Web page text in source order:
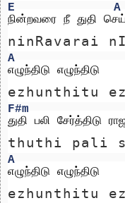
E
A
நின்றவரை நீ துதி செய்
ninRavarai
A
எழுந்திடு எழுந்திடு
ezhunthitu
F#m
துதி பலி சேர்த்திடு
thuthi pali
A
எழுந்திடு எழுந்திடு
ezhunthitu